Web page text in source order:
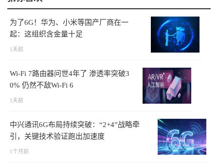
为了6G！华为、小米等国产厂商在一
起：这组织含金量十足
1天前
Wi-Fi 7路由器问世4年了 渗透率突破3
0% 仍然不敌Wi-Fi 6
1天前
中兴通讯6G布局持续突破：“2+4”战略牵
引，关键技术验证跑出加速度
1个月前